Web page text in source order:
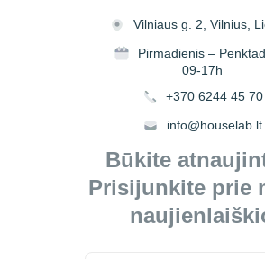
Vilniaus g. 2, Vilnius,
Pirmadienis –
09-17h
+370 6244 45 70
info@houselab.lt
Būkite
Prisijunkite prie